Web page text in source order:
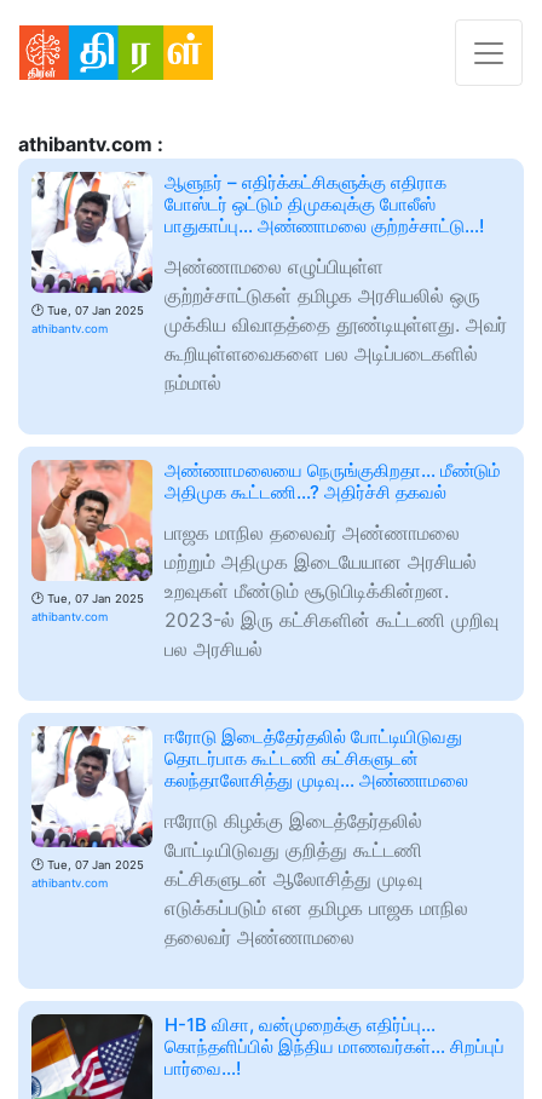
athibantv.com :
🕑 Tue, 07 Jan 2025
athibantv.com
ஆளுநர் – எதிர்க்கட்சிகளுக்கு எதிராக
போஸ்டர் ஒட்டும் திமுகவுக்கு போலீஸ்
பாதுகாப்பு… அண்ணாமலை குற்றச்சாட்டு…!
அண்ணாமலை எழுப்பியுள்ள
குற்றச்சாட்டுகள் தமிழக அரசியலில் ஒரு
முக்கிய விவாதத்தை தூண்டியுள்ளது. அவர்
கூறியுள்ளவைகளை பல அடிப்படைகளில்
நம்மால்
🕑 Tue, 07 Jan 2025
athibantv.com
அண்ணாமலையை நெருங்குகிறதா… மீண்டும்
அதிமுக கூட்டணி…? அதிர்ச்சி தகவல்
பாஜக மாநில தலைவர் அண்ணாமலை
மற்றும் அதிமுக இடையேயான அரசியல்
உறவுகள் மீண்டும் சூடுபிடிக்கின்றன.
2023-ல் இரு கட்சிகளின் கூட்டணி முறிவு
பல அரசியல்
🕑 Tue, 07 Jan 2025
athibantv.com
ஈரோடு இடைத்தேர்தலில் போட்டியிடுவது
தொடர்பாக கூட்டணி கட்சிகளுடன்
கலந்தாலோசித்து முடிவு… அண்ணாமலை
ஈரோடு கிழக்கு இடைத்தேர்தலில்
போட்டியிடுவது குறித்து கூட்டணி
கட்சிகளுடன் ஆலோசித்து முடிவு
எடுக்கப்படும் என தமிழக பாஜக மாநில
தலைவர் அண்ணாமலை
H-1B விசா, வன்முறைக்கு எதிர்ப்பு…
கொந்தளிப்பில் இந்திய மாணவர்கள்… சிறப்புப்
பார்வை…!